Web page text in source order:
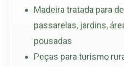
Madeira tratada para
passarelas, jardins,
pousadas
Peças para turismo